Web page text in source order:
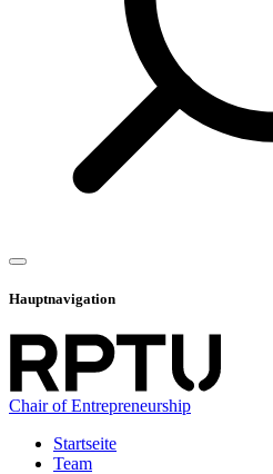
Hauptnavigation
Chair of Entrepreneurship
Startseite
Team